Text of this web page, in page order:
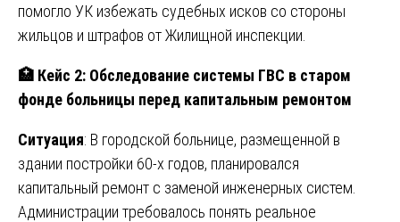
помогло УК избежать судебных исков со стороны
жильцов и штрафов от Жилищной инспекции.
🏥 Кейс 2: Обследование системы ГВС в старом
фонде больницы перед капитальным ремонтом
Ситуация: В городской больнице, размещенной в
здании постройки 60-х годов, планировался
капитальный ремонт с заменой инженерных систем.
Администрации требовалось понять реальное